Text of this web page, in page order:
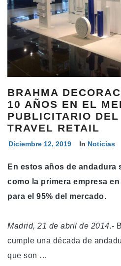
BRAHMA
10 AÑOS EN EL
PUBLICITARIO DEL
TRAVEL RETAIL
Diciembre 12, 2019 In Noticias
En estos años de andadura
como la primera empresa
para el 95% del mercado.
Madrid, 21 de abril de 2014.-
cumple una década de
que son …